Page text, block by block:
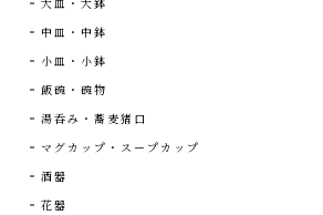
中皿・中鉢
小皿・小鉢
飯碗・碗物
湯呑み・蕎麦猪口
マグカップ・スープカップ
酒器
花器